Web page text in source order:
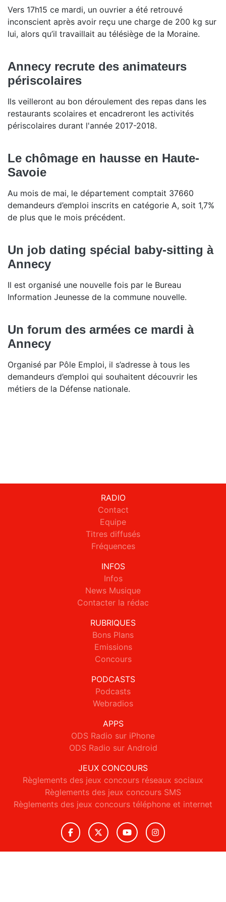
Vers 17h15 ce mardi, un ouvrier a été retrouvé
inconscient après avoir reçu une charge de 200 kg sur
lui, alors qu’il travaillait au télésiège de la Moraine.
Annecy recrute des animateurs
périscolaires
Ils veilleront au bon déroulement des repas dans les
restaurants scolaires et encadreront les activités
périscolaires durant l'année 2017-2018.
Le chômage en hausse en Haute-
Savoie
Au mois de mai, le département comptait 37660
demandeurs d’emploi inscrits en catégorie A, soit 1,7%
de plus que le mois précédent.
Un job dating spécial baby-sitting à
Annecy
Il est organisé une nouvelle fois par le Bureau
Information Jeunesse de la commune nouvelle.
Un forum des armées ce mardi à
Annecy
Organisé par Pôle Emploi, il s’adresse à tous les
demandeurs d’emploi qui souhaitent découvrir les
métiers de la Défense nationale.
RADIO
Contact
Equipe
Titres diffusés
Fréquences
INFOS
Infos
News Musique
Contacter la rédac
RUBRIQUES
Bons Plans
Emissions
Concours
PODCASTS
Podcasts
Webradios
APPS
ODS Radio sur iPhone
ODS Radio sur Android
JEUX CONCOURS
Règlements des jeux concours réseaux sociaux
Règlements des jeux concours SMS
Règlements des jeux concours téléphone et internet